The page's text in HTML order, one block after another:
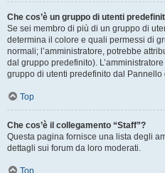
Che cos’è un gruppo di utenti
Se sei membro di più di un gruppo di
determina il colore e quali permessi di
normali; l’amministratore, potrebbe
dal gruppo predefinito).
gruppo di utenti predefinito dal Pannello
Top
Che cos’è il collegamento “Staff”?
Questa pagina fornisce una lista degli
dettagli sui forum da loro moderati.
Top